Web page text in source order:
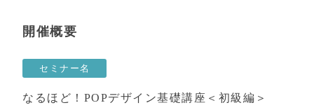
開催概要
セミナー名
なるほど！POPデザイン基礎講座＜初級編＞